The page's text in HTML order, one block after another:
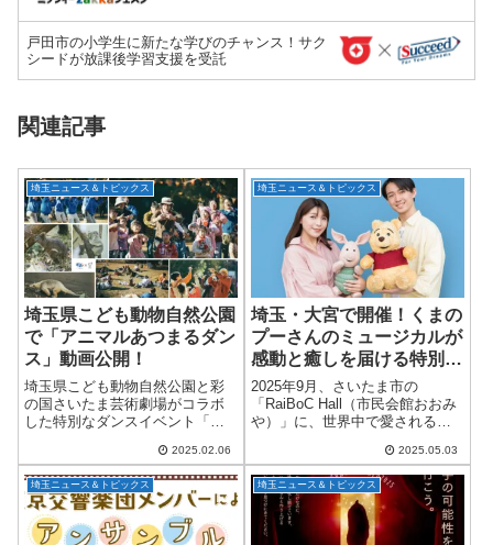
戸田市の小学生に新たな学びのチャンス！サク
シードが放課後学習支援を受託
関連記事
埼玉ニュース＆トピックス
埼玉県こども動物自然公園
で「アニマルあつまるダン
ス」動画公開！
埼玉県こども動物自然公園と彩
の国さいたま芸術劇場がコラボ
した特別なダンスイベント「ア
を収めた動画が公開されまし
た！昨年11月24日（日）に開催
されたこのイベントは、動物観
察とダンスを融合さ...
2025.02.06
埼玉ニュース＆トピックス
埼玉・大宮で開催！くまの
プーさんのミュージカルが
感動と癒しを届ける特別な
ステージ
2025年9月、さいたま市の
「RaiBoC Hall（市民会館おおみ
や）」に、世界中で愛されるキ
舞台に登場します。ディズニー
とロックフェラー・スタジオが
共同制作した話題のミュージカ
ル『ディ...
2025.05.03
埼玉ニュース＆トピックス 埼玉ニュース＆トピックス